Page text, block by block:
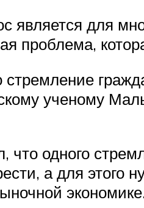
является для
проблема,
ученому
что одного
а для этого